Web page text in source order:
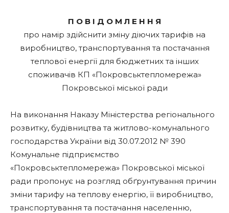
П О В І Д О М Л Е Н Н Я
про намір здійснити зміну діючих тарифів на
виробництво, транспортування та постачання
теплової енергії для бюджетних та інших
споживачів КП «Покровськтепломережа»
Покровської міської ради
На виконання Наказу Міністерства регіонального
розвитку, будівництва та житлово-комунального
господарства України від 30.07.2012 № 390
Комунальне підприємство
«Покровськтепломережа» Покровської міської
ради пропонує на розгляд обґрунтування причин
зміни тарифу на теплову енергію, її виробництво,
транспортування та постачання населенню,